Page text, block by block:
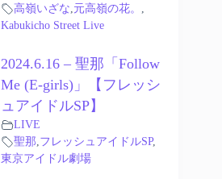
高嶺いざな 元高嶺の花。
Kabukicho Street Live
2024.6.16 – 聖那「Follow
Me (E-girls)」【フレッシ
ュアイドルSP】
LIVE
聖那 フレッシュアイドルSP,
東京アイドル劇場